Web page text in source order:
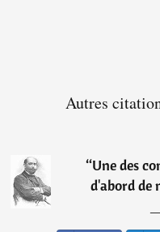
Autres
“Une des
d'abord de